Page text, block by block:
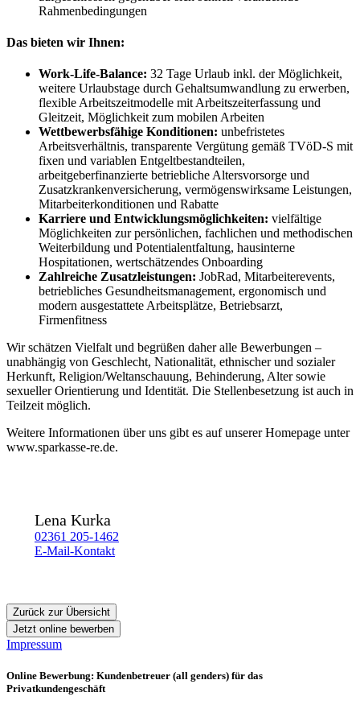
Rahmenbedingungen
Das bieten wir Ihnen:
Work-Life-Balance: 32 Tage Urlaub inkl. der Möglichkeit,
weitere Urlaubstage durch Gehaltsumwandlung zu erwerben,
flexible Arbeitszeitmodelle mit Arbeitszeiterfassung und
Gleitzeit, Möglichkeit zum mobilen Arbeiten
Wettbewerbsfähige Konditionen: unbefristetes
Arbeitsverhältnis, transparente Vergütung gemäß TVöD-S mit
fixen und variablen Entgeltbestandteilen,
arbeitgeberfinanzierte betriebliche Altersvorsorge und
Zusatzkrankenversicherung, vermögenswirksame Leistungen,
Mitarbeiterkonditionen und Rabatte
Karriere und Entwicklungsmöglichkeiten: vielfältige
Möglichkeiten zur persönlichen, fachlichen und methodischen
Weiterbildung und Potentialentfaltung, hausinterne
Hospitationen, wertschätzendes Onboarding
Zahlreiche Zusatzleistungen: JobRad, Mitarbeiterevents,
betriebliches Gesundheitsmanagement, ergonomisch und
modern ausgestattete Arbeitsplätze, Betriebsarzt,
Firmenfitness
Wir schätzen Vielfalt und begrüßen daher alle Bewerbungen –
unabhängig von Geschlecht, Nationalität, ethnischer und sozialer
Herkunft, Religion/Weltanschauung, Behinderung, Alter sowie
sexueller Orientierung und Identität. Die Stellenbesetzung ist auch in
Teilzeit möglich.
Weitere Informationen über uns gibt es auf unserer Homepage unter
www.sparkasse-re.de.
Lena Kurka
02361 205-1462
E-Mail-Kontakt
Zurück zur Übersicht
Jetzt online bewerben
Impressum
Online Bewerbung: Kundenbetreuer (all genders) für das
Privatkundengeschäft